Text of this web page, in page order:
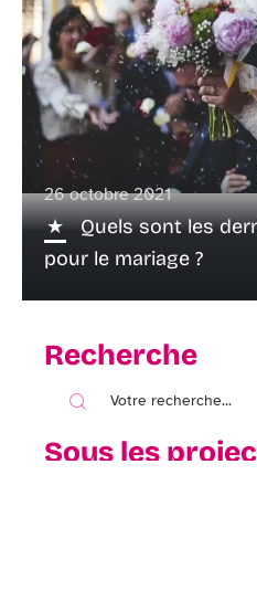
26 octobre 2021
Quels sont les
pour le mariage ?
Recherche
Sous les